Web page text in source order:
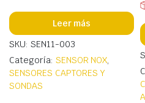
Leer más
SKU: SEN11-003
Categoría: SENSOR NOX,
SENSORES CAPTORES Y
SONDAS